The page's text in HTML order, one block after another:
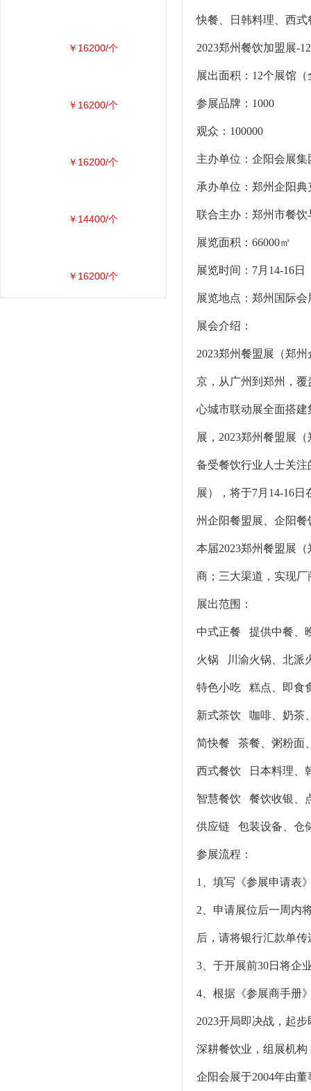
快餐、日韩料理、西
2023郑州餐饮加盟展-
展出面积：12个展馆（
参展品牌：1000
观众：100000
主办单位：企阳会展集
承办单位：郑州企阳
联合主办：郑州市餐
展览面积：66000㎡
展览时间：7月14-16日
展览地点：郑州国际会
展会介绍：
2023郑州餐盟展（郑
京，从广州到郑州，
心城市联动展全面搭
展，2023郑州餐盟展
备受餐饮行业人士关
展），将于7月14-16
州企阳餐盟展、企阳
本届2023郑州餐盟展
商；三大渠道，实现
展出范围：
中式正餐 提供中餐、
火锅 川渝火锅、北派
特色小吃 糕点、即食
新式茶饮 咖啡、奶茶
简快餐 茶餐、粥粉面
西式餐饮 日本料理、
智慧餐饮 餐饮收银、
供应链 包装设备、仓
参展流程：
1、填写《参展申请表
2、申请展位后一周内
后，请将银行汇款单
3、于开展前30日将企
4、根据《参展商手册
2023开局即决战，起
深耕餐饮业，组展机构
企阳会展于2004年由
￥16200/个
￥16200/个
￥16200/个
￥14400/个
￥16200/个